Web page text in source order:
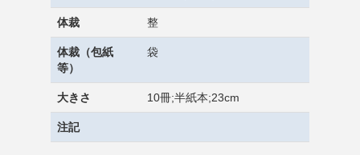
体裁 整
体裁（包紙
等）
袋
大きさ 10冊;半紙本;23cm
注記